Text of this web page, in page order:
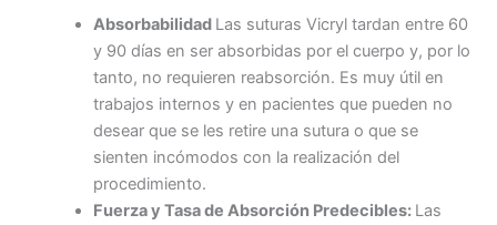
Absorbabilidad Las suturas Vicryl tardan entre 60
y 90 días en ser absorbidas por el cuerpo y, por lo
tanto, no requieren reabsorción. Es muy útil en
trabajos internos y en pacientes que pueden no
desear que se les retire una sutura o que se
sienten incómodos con la realización del
procedimiento.
Fuerza y Tasa de Absorción Predecibles: Las